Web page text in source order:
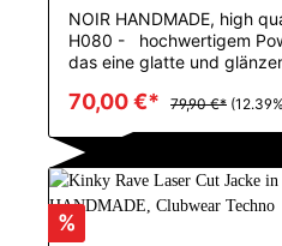
NOIR HANDMADE, high quality schwarze
H080 - hochwertigem Power Wetlook-Gewebe,
das eine glatte und
ermöglicht eine verstellbare
bequeme Passform Ideal für Clubbing, Partys
oder jede Veranstaltung Für alle, die eine schlichte
und moderne Ästhetik zu schätzen
dieser Slip einen
gewagten Look, der sich perfekt für verschiedene
70,00 €* 79,90 €*
%